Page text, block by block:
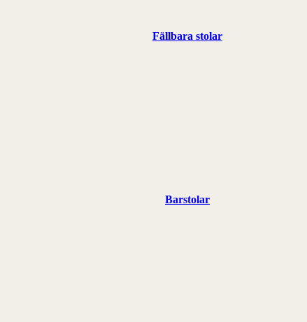
Fällbara stolar
Barstolar